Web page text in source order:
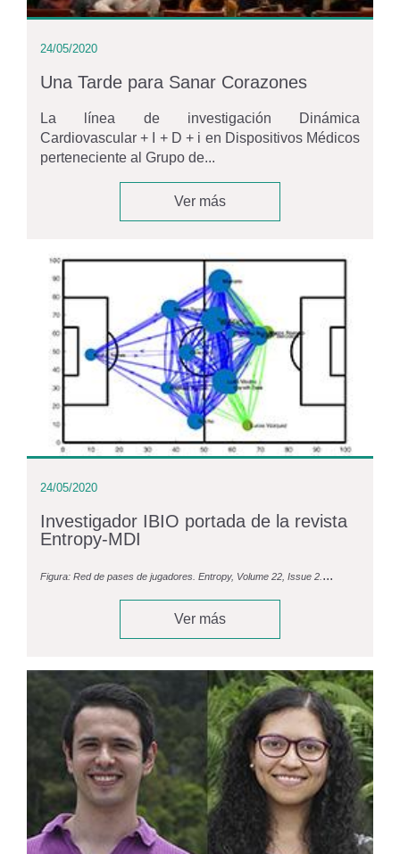
24/05/2020
Una Tarde para Sanar Corazones
La línea de investigación Dinámica
Cardiovascular + I + D + i en Dispositivos Médicos
perteneciente al Grupo de...
Ver más
24/05/2020
Investigador IBIO portada de la revista
Entropy-MDI
Figura: Red de pases de jugadores. Entropy, Volume 22, Issue 2. ...
Ver más